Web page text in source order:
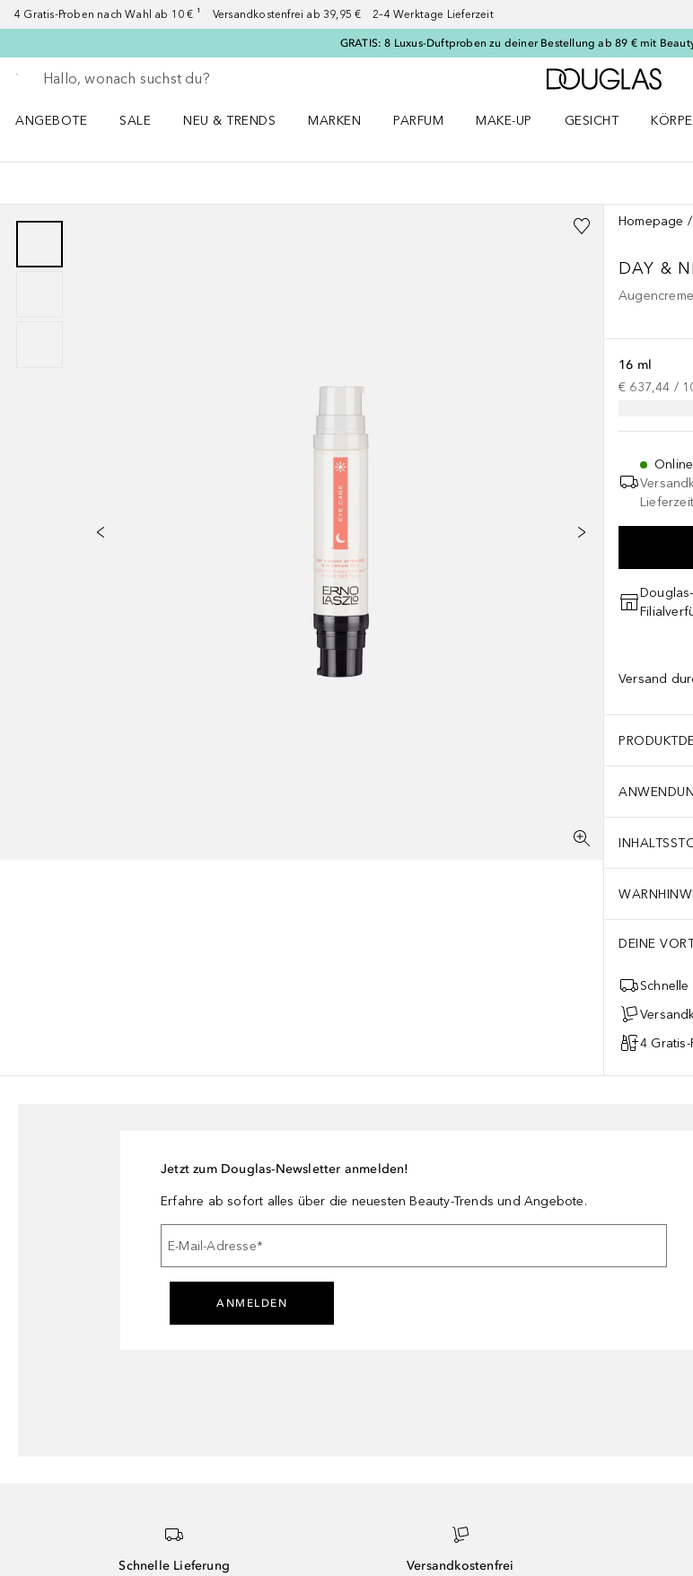
4 Gratis-Proben nach Wahl ab 10 € ¹ Versandkostenfrei ab 39,95 € 2–4 Werktage Lieferzeit
GRATIS: 8 Luxus-Duftproben zu deiner Bestellung ab 89 € mit
Gehe zurück
Suche ausführen
Zur
ANGEBOTE
SALE
NEU & TRENDS
MARKEN
PARFUM
MAKE-UP
GESICHT
Homepage
DAY &
Augencreme
16 ml
€ 637,44 /
Online
Versand
DEINE
4 Gratis-
Jetzt zum Douglas-Newsletter anmelden!
Erfahre ab sofort alles über die neuesten Beauty-Trends und Angebote.
E-Mail-Adresse*
ANMELDEN
Schnelle Lieferung
Versandkostenfrei